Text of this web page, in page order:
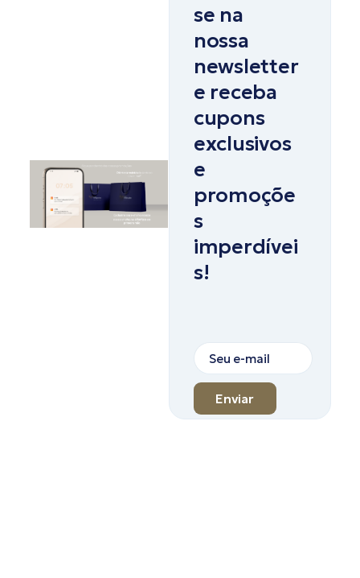
se na
nossa
newsletter
e receba
cupons
exclusivos
e
promoçõe
s
imperdívei
s!
Enviar